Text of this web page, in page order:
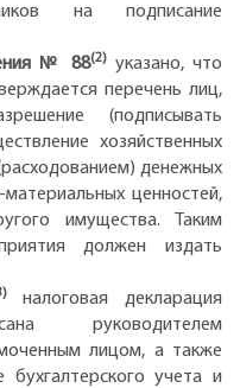
на подписание
№ 88(2)указано, что
перечень лиц,
(подписывать
хозяйственных
денежных
ценностей,
имущества. Таким
должен издать
налоговая декларация
руководителем
лицом, а также
учета и